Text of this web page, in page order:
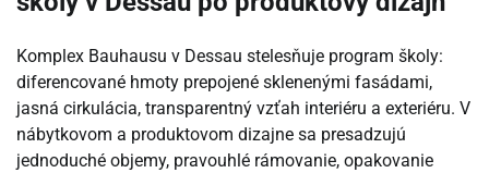
Komplex Bauhausu v Dessau stelesňuje program školy:
diferencované hmoty prepojené sklenenými fasádami,
jasná cirkulácia, transparentný vzťah interiéru a exteriéru. V
nábytkovom a produktovom dizajne sa presadzujú
jednoduché objemy, pravouhlé rámovanie, opakovanie